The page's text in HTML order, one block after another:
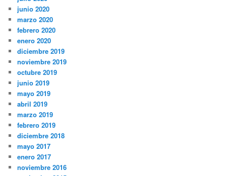
junio 2020
marzo 2020
febrero 2020
enero 2020
diciembre 2019
noviembre 2019
octubre 2019
junio 2019
mayo 2019
abril 2019
marzo 2019
febrero 2019
diciembre 2018
mayo 2017
enero 2017
noviembre 2016